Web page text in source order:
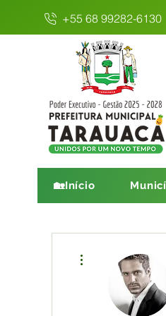
+55 68 99282-6130
🏡Início